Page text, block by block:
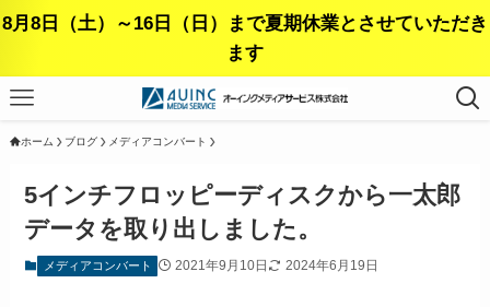
8月8日（土）～16日（日）まで夏期休業とさせていただき
ます
ホーム ブログ メディアコンバート
5インチフロッピーディスクから一太郎
データを取り出しました。
メディアコンバート 2021年9月10日 2024年6月19日